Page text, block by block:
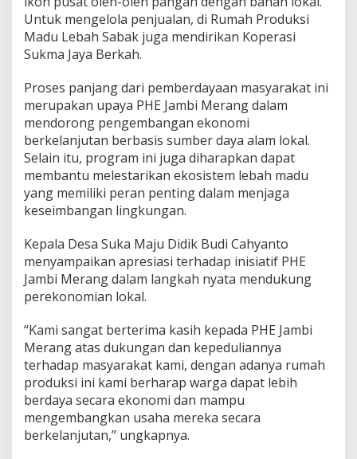
Untuk mengelola penjualan, di Rumah Produksi
Madu Lebah Sabak juga mendirikan Koperasi
Sukma Jaya Berkah.
Proses panjang dari pemberdayaan masyarakat ini
merupakan upaya PHE Jambi Merang dalam
mendorong pengembangan ekonomi
berkelanjutan berbasis sumber daya alam lokal.
Selain itu, program ini juga diharapkan dapat
membantu melestarikan ekosistem lebah madu
yang memiliki peran penting dalam menjaga
keseimbangan lingkungan.
Kepala Desa Suka Maju Didik Budi Cahyanto
menyampaikan apresiasi terhadap inisiatif PHE
Jambi Merang dalam langkah nyata mendukung
perekonomian lokal.
“Kami sangat berterima kasih kepada PHE Jambi
Merang atas dukungan dan kepeduliannya
terhadap masyarakat kami, dengan adanya rumah
produksi ini kami berharap warga dapat lebih
berdaya secara ekonomi dan mampu
mengembangkan usaha mereka secara
berkelanjutan,” ungkapnya.